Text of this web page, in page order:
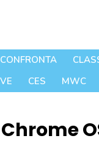
CONFRONTA
CES MWC